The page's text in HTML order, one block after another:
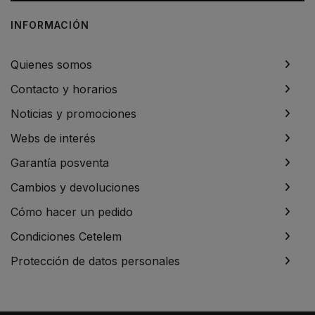
INFORMACIÓN
Quienes somos
Contacto y horarios
Noticias y promociones
Webs de interés
Garantía posventa
Cambios y devoluciones
Cómo hacer un pedido
Condiciones Cetelem
Protección de datos personales